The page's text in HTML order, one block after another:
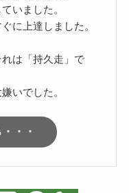
いました。
に上達しました。
は「持久走」で
いでした。
・・